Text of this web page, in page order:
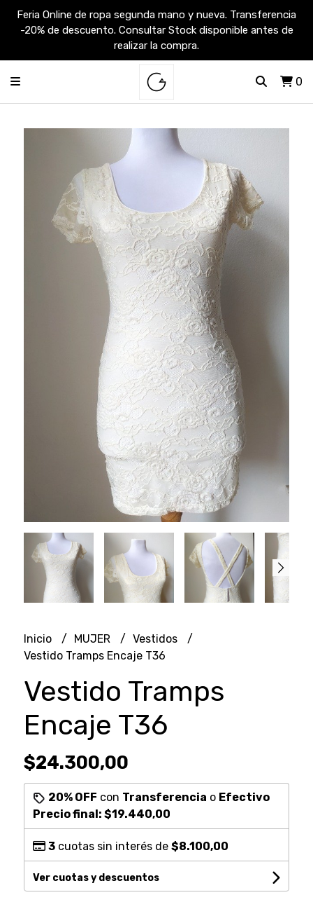
Feria Online de ropa segunda mano y nueva. Transferencia
-20% de descuento. Consultar Stock disponible antes de
realizar la compra.
0
Inicio MUJER
Vestidos
Vestido Tramps Encaje T36
Vestido Tramps
Encaje T36
$24.300,00
20% OFF con Transferencia o Efectivo
Precio final: $19.440,00
3cuotas sin interés de $8.100,00
Ver cuotas y descuentos